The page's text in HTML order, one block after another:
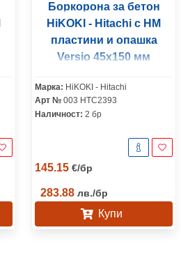
Боркорона за бетон
HiKOKI - Hitachi с HM
пластини и опашка
Versio 45х150 мм
Марка: HiKOKI - Hitachi
Арт № 003 HTC2393
Наличност: 2 бр
145.15 €/бр
283.88 лв./бр
Купи